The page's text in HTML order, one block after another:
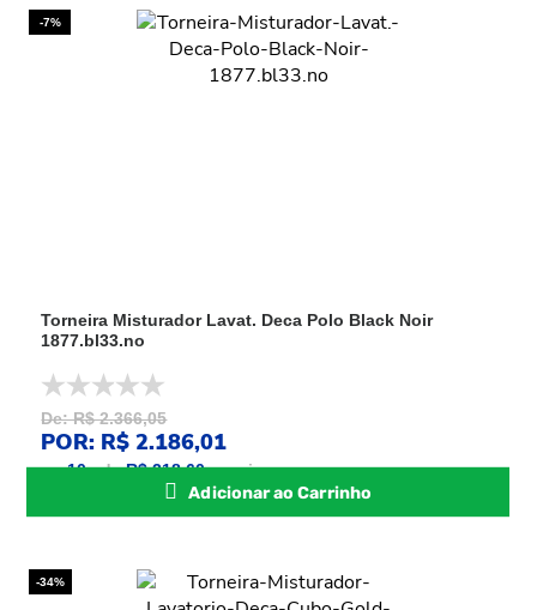
-7%
Torneira Misturador Lavat. Deca Polo Black Noir
1877.bl33.no
De: R$ 2.366,05
POR: R$ 2.186,01
ou10xdeR$ 218,60sem juros
Adicionar ao Carrinho
-34%